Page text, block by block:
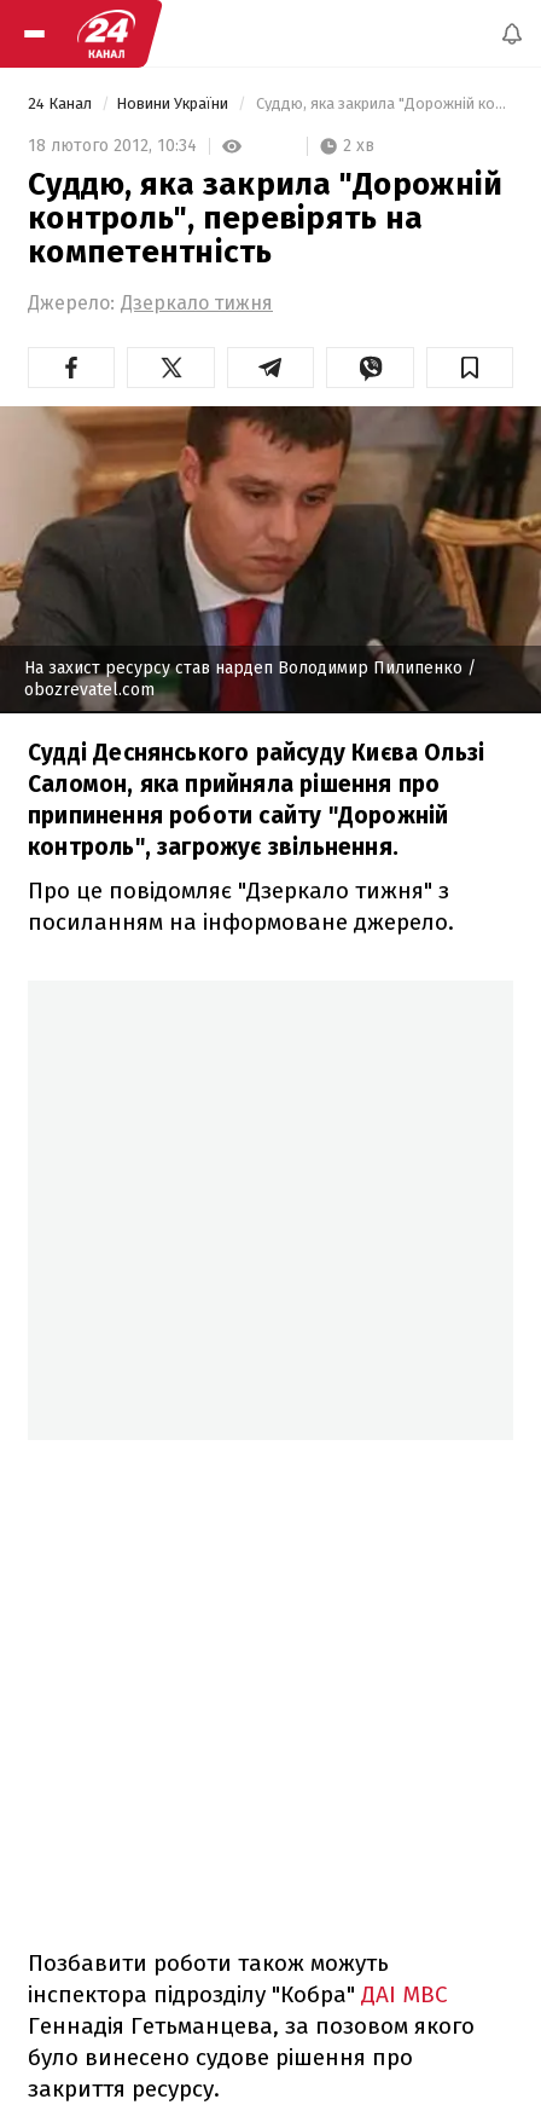
24 Канал Новини України Суддю, яка закрила "Дорожній контроль", перевірять на компетентність
18 лютого 2012, 10:34 2 хв
Суддю, яка закрила "Дорожній
контроль", перевірять на
компетентність
Джерело: Дзеркало тижня
На захист ресурсу став нардеп Володимир Пилипенко /
obozrevatel.com
Судді Деснянського райсуду Києва Ользі
Саломон, яка прийняла рішення про
припинення роботи сайту "Дорожній
контроль", загрожує звільнення.
Про це повідомляє "Дзеркало тижня" з
посиланням на інформоване джерело.
Позбавити роботи також можуть
інспектора підрозділу "Кобра" ДАІ МВС
Геннадія Гетьманцева, за позовом якого
було винесено судове рішення про
закриття ресурсу.